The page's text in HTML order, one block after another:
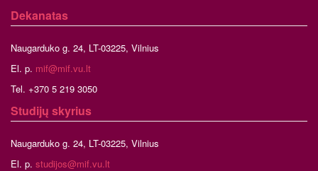
Dekanatas
Naugarduko g. 24, LT-03225, Vilnius
El. p. mif@mif.vu.lt
Tel. +370 5 219 3050
Studijų skyrius
Naugarduko g. 24, LT-03225, Vilnius
El. p. studijos@mif.vu.lt